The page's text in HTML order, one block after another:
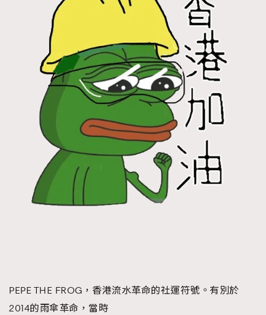
PEPE THE FROG，香港流水革命的社運符號。有別於
2014的雨傘革命，當時